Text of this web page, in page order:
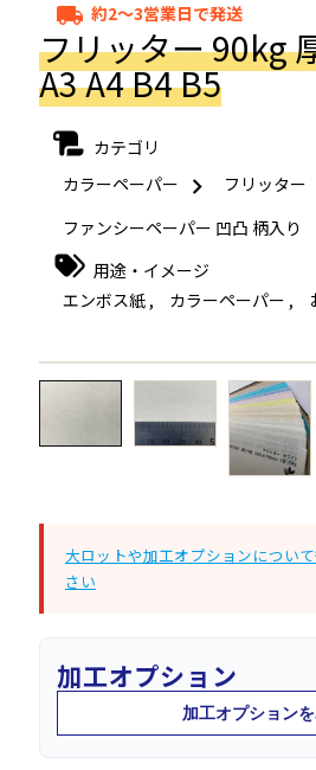
local_shipping 約2～3営業日で発送
フリッター 90kg
A3 A4 B4 B5
カテゴリ
カラーペーパー
フリッター
ファンシーペーパー 凹凸 柄入り
用途・イメージ
エンボス紙 , カラーペーパー ,
←
大ロットや加工オプションについ
さい
加工オプション
加工オプション